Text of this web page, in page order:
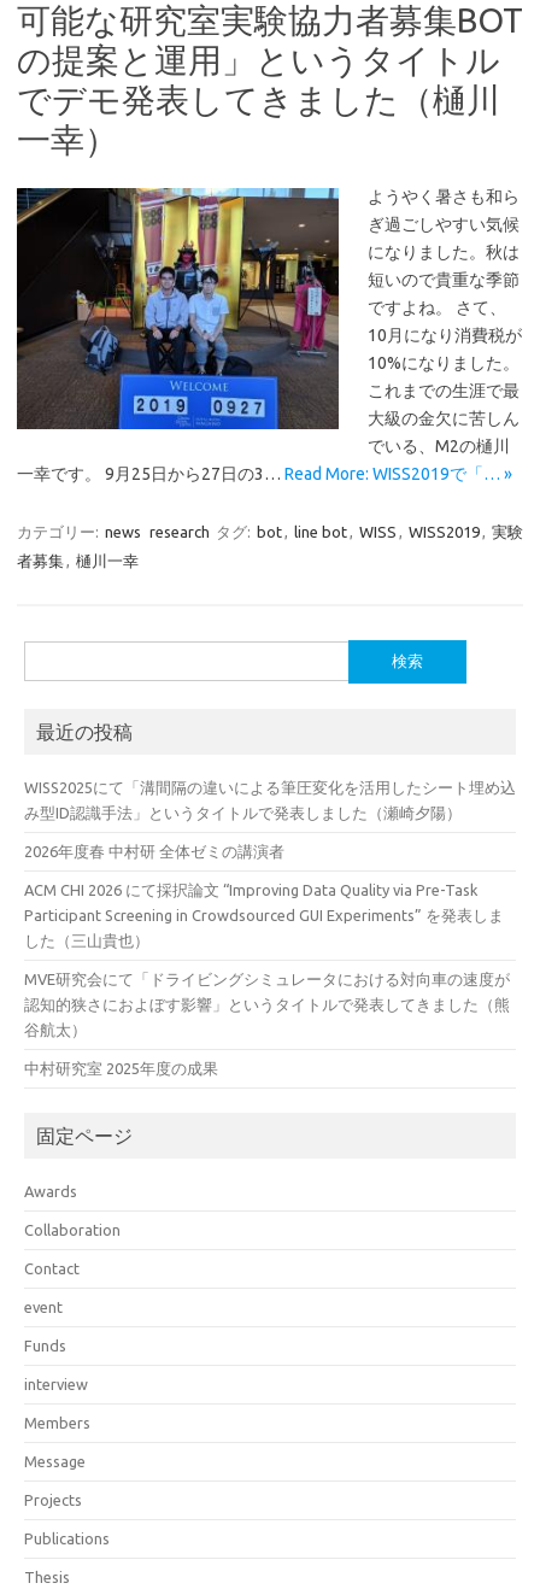
可能な研究室実験協力者募集BOT
の提案と運用」というタイトル
でデモ発表してきました（樋川
一幸）
ようやく暑さも和ら
ぎ過ごしやすい気候
になりました。秋は
短いので貴重な季節
ですよね。 さて、
10月になり消費税が
10%になりました。
これまでの生涯で最
大級の金欠に苦しん
でいる、M2の樋川
一幸です。 9月25日から27日の3… Read More: WISS2019で「… »
カテゴリー: news research タグ: bot, line bot, WISS , WISS2019, 実験
者募集, 樋川一幸
索:
最近の投稿
WISS2025にて「溝間隔の違いによる筆圧変化を活用したシート埋め込
み型ID認識手法」というタイトルで発表しました（瀬崎夕陽）
2026年度春 中村研 全体ゼミの講演者
ACM CHI 2026 にて採択論文 “Improving Data Quality via Pre-Task
Participant Screening in Crowdsourced GUI Experiments” を発表しま
した（三山貴也）
MVE研究会にて「ドライビングシミュレータにおける対向車の速度が
認知的狭さにおよぼす影響」というタイトルで発表してきました（熊
谷航太）
中村研究室 2025年度の成果
固定ページ
Awards
Collaboration
Contact
event
Funds
interview
Members
Message
Projects
Publications
Thesis